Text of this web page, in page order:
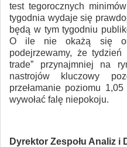
test tegorocznych
tygodnia wydaje się
będą w tym tygodniu
O ile nie okażą się
podejrzewamy, że
trade” przynajmniej na
nastrojów kluczowy
przełamanie poziomu
wywołać falę niepokoju.
Dyrektor Zespołu Analiz